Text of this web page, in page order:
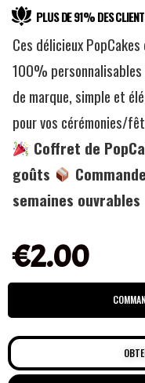
PLUS DE 91% DES
Ces délicieux
100%
de marque, simple et
pour vos cérémonies/
Coffret de
goûts
semaines ouvrables
€2.00